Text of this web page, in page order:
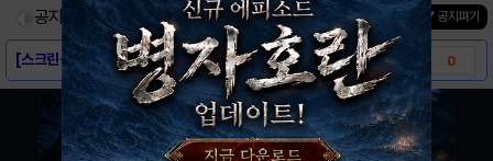
공지사항 진행중인 이벤트 건 ▼ 공지펴기
[스크린샷] - 불멸의 깨어남 0
[게임소개] - 불멸의 깨어남